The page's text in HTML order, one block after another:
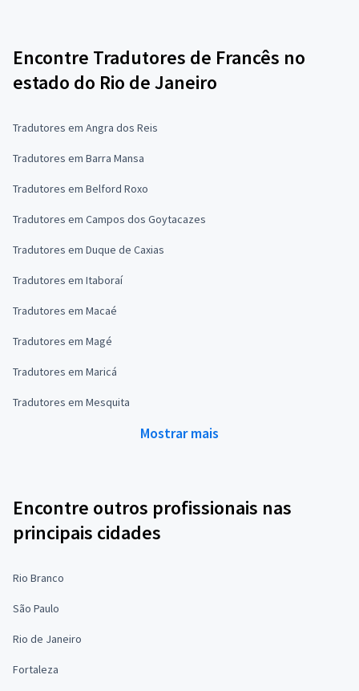
Encontre Tradutores de Francês no
estado do Rio de Janeiro
Tradutores em Angra dos Reis
Tradutores em Barra Mansa
Tradutores em Belford Roxo
Tradutores em Campos dos Goytacazes
Tradutores em Duque de Caxias
Tradutores em Itaboraí
Tradutores em Macaé
Tradutores em Magé
Tradutores em Maricá
Tradutores em Mesquita
Mostrar mais
Encontre outros profissionais nas
principais cidades
Rio Branco
São Paulo
Rio de Janeiro
Fortaleza